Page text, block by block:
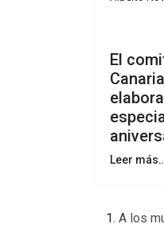
El
Leer
A los